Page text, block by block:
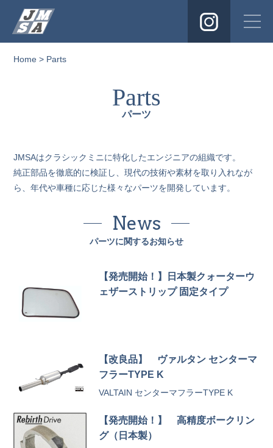
Home > Parts
Parts
パーツ
JMSAはクラシックミニに特化したエンジニアの組織です。
純正部品を徹底的に検証し、現代の技術や素材を取り入れなが
ら、年代や車種に応じた様々なパーツを開発しています。
News
パーツに関するお知らせ
【発売開始！】日本製クォーターウ
ェザーストリップ 固定タイプ
【改良品】 ヴァルタン センターマ
フラーTYPE K
VALTAIN センターマフラーTYPE K
【発売開始！】 高精度ボークリン
グ（日本製）